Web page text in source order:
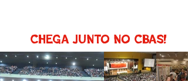
CHEGA JUNTO NO CBAS!